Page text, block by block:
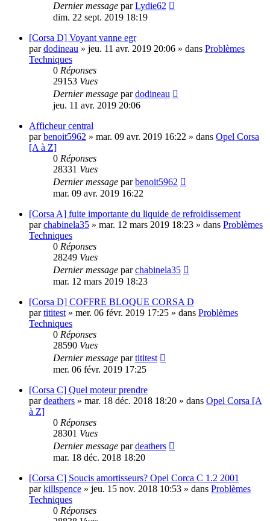
Dernier message parLydie62
dim. 22 sept. 2019 18:19
[Corsa D] Voyant vanne egr
pardodineau » jeu. 11 avr. 2019 20:06 » dans Problèmes
Techniques
0 Réponses
29153 Vues
Dernier message pardodineau
jeu. 11 avr. 2019 20:06
Afficheur central
parbenoit5962 » mar. 09 avr. 2019 16:22 » dans Opel Corsa
[A à Z]
0 Réponses
28331 Vues
Dernier message parbenoit5962
mar. 09 avr. 2019 16:22
[Corsa A] fuite importante du liquide de refroidissement
parchabinela35 » mar. 12 mars 2019 18:23 » dans Problèmes
Techniques
0 Réponses
28249 Vues
Dernier message parchabinela35
mar. 12 mars 2019 18:23
[Corsa D] COFFRE BLOQUE CORSA D
partititest » mer. 06 févr. 2019 17:25 » dans Problèmes
Techniques
0 Réponses
28590 Vues
Dernier message partititest
mer. 06 févr. 2019 17:25
[Corsa C] Quel moteur prendre
pardeathers » mar. 18 déc. 2018 18:20 » dans Opel Corsa [A
à Z]
0 Réponses
28301 Vues
Dernier message pardeathers
mar. 18 déc. 2018 18:20
[Corsa C] Soucis amortisseurs? Opel Corca C 1.2 2001
parkillspence » jeu. 15 nov. 2018 10:53 » dans Problèmes
Techniques
0 Réponses